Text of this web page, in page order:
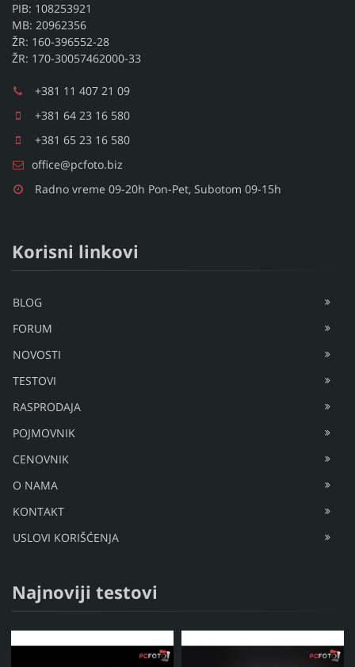
PIB: 108253921
MB: 20962356
ŽR: 160-396552-28
ŽR: 170-30057462000-33
+381 11 407 21 09
+381 64 23 16 580
+381 65 23 16 580
office@pcfoto.biz
Radno vreme 09-20h Pon-Pet, Subotom 09-15h
Korisni linkovi
BLOG
FORUM
NOVOSTI
TESTOVI
RASPRODAJA
POJMOVNIK
CENOVNIK
O NAMA
KONTAKT
USLOVI KORIŠĆENJA
Najnoviji testovi